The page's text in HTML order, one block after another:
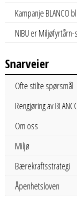
Kampanje BLANCO
NIBU er
Snarveier
Ofte stilte spørsmål
Rengjøring av
Om oss
Miljø
Bærekraftsstrategi
Åpenhetsloven